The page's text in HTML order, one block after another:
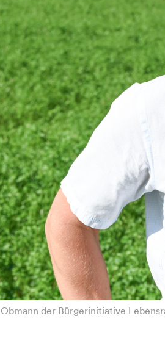
der Bürgerinitiative